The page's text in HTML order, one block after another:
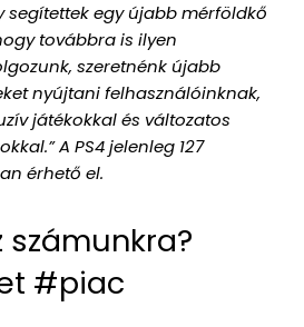
segítettek egy újabb mérföldkő
továbbra is ilyen
szeretnénk újabb
nyújtani felhasználóinknak,
játékokkal és változatos
A PS4 jelenleg 127
érhető el.
számunkra?
#piac